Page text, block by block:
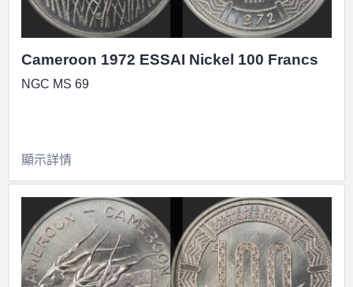
Cameroon 1972 ESSAI Nickel 100 Francs
NGC MS 69
顯示詳情